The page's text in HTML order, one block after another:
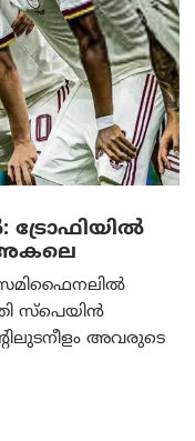
അകലെ
സ്പെയിൻ
അവരുടെ